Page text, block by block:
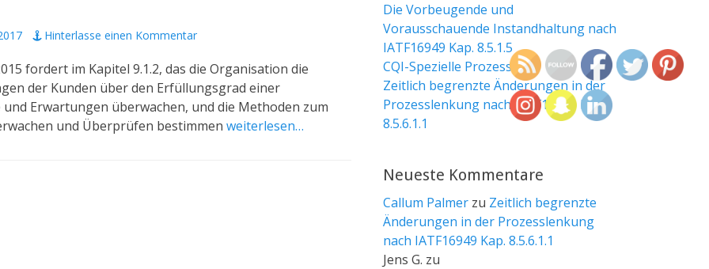
Hinterlasse einen Kommentar
fordert im Kapitel 9.1.2, das die Organisation die
der Kunden über den Erfüllungsgrad einer
Erwartungen überwachen, und die Methoden zum
und Überprüfen bestimmen weiterlesen…
Die Vorbeugende und
Vorausschauende Instandhaltung nach
IATF16949 Kap. 8.5.1.5
CQI-Spezielle Prozesse
Zeitlich begrenzte Änderungen in der
Prozesslenkung nach IATF16949 Kap.
8.5.6.1.1
Neueste Kommentare
Callum Palmer zu Zeitlich begrenzte
Änderungen in der Prozesslenkung
nach IATF16949 Kap. 8.5.6.1.1
Jens G. zu